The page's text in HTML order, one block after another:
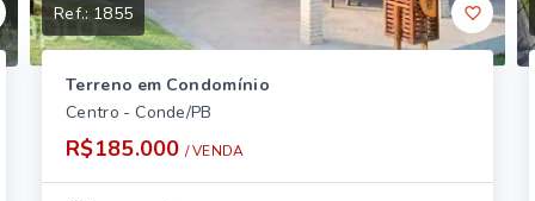
Ref.:1855
Terreno em Condomínio
Centro - Conde/PB
R$185.000 / VENDA